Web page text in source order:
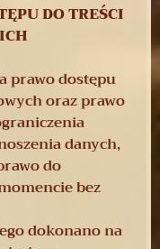
DO TREŚCI
prawo dostępu
oraz prawo
danych,
do
bez
dokonano na